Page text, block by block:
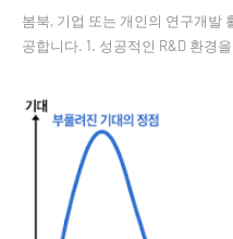
봄북, 기업 또는 개인의 연구개발
공합니다. 1. 성공적인 R&D 환경